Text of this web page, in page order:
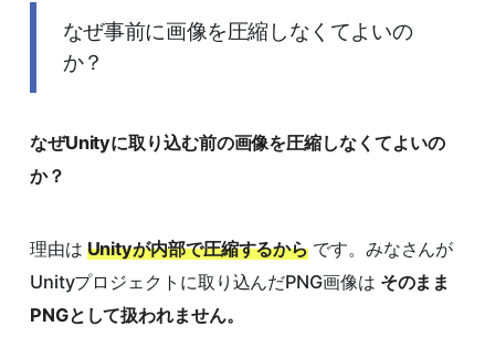
なぜ事前に画像を圧縮しなくてよいの
か？
なぜUnityに取り込む前の画像を圧縮しなくてよいの
か？
理由は Unityが内部で圧縮するから です。みなさんが
Unityプロジェクトに取り込んだPNG画像は そのまま
PNGとして扱われません。